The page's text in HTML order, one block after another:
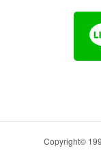
Copyright©